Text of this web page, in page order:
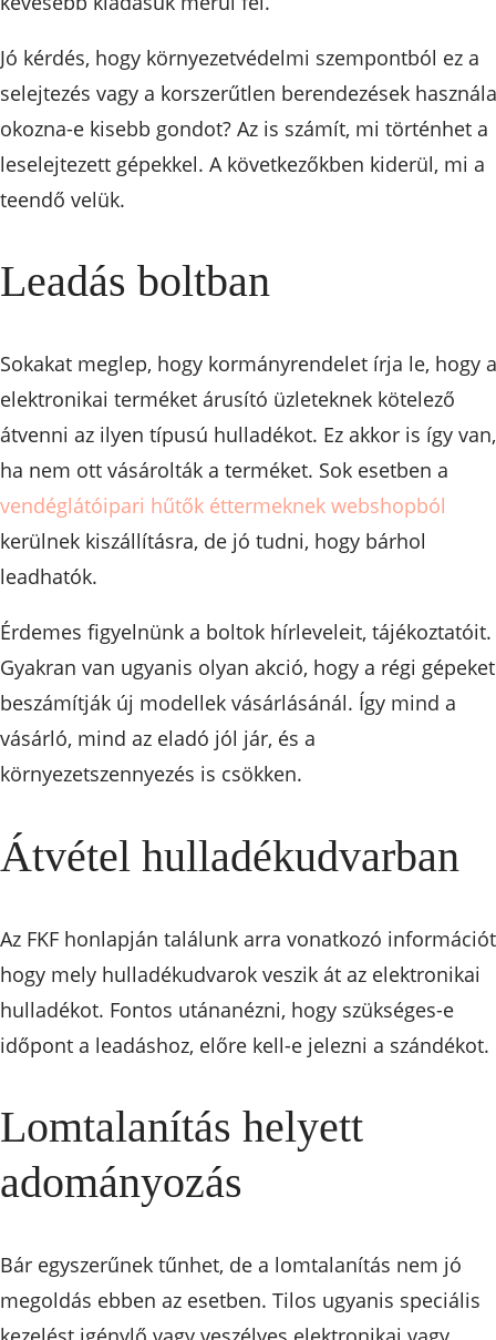
Jó kérdés, hogy környezetvédelmi szempontból ez a
selejtezés vagy a korszerűtlen berendezések
okozna-e kisebb gondot? Az is számít, mi történhet a
leselejtezett gépekkel. A következőkben kiderül, mi a
teendő velük.
Leadás boltban
Sokakat meglep, hogy kormányrendelet írja le, hogy
elektronikai terméket árusító üzleteknek kötelező
átvenni az ilyen típusú hulladékot. Ez akkor is így van,
ha nem ott vásárolták a terméket. Sok esetben a
vendéglátóipari hűtők éttermeknek webshopból
kerülnek kiszállításra, de jó tudni, hogy bárhol
leadhatók.
Érdemes figyelnünk a boltok hírleveleit, tájékoztatóit.
Gyakran van ugyanis olyan akció, hogy a régi gépeket
beszámítják új modellek vásárlásánál. Így mind a
vásárló, mind az eladó jól jár, és a
környezetszennyezés is csökken.
Átvétel hulladékudvarban
Az FKF honlapján találunk arra vonatkozó
hogy mely hulladékudvarok veszik át az elektronikai
hulladékot. Fontos utánanézni, hogy szükséges-e
időpont a leadáshoz, előre kell-e jelezni a szándékot.
Lomtalanítás helyett
adományozás
Bár egyszerűnek tűnhet, de a lomtalanítás nem jó
megoldás ebben az esetben. Tilos ugyanis speciális